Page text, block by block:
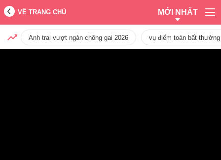
VỀ TRANG CHỦ MỚI NHẤT
Anh trai vượt ngàn chông gai 2026 vụ điểm toán bất